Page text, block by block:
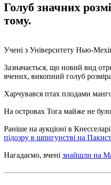
Голуб значних
тому.
Учені з Університету Нью-
Зазначається, що новий вид
вчених, викопний голуб
Харчувався птах плодами
На островах Тога майже не
Раніше на аукціоні в
підозру в шпигунстві на
Нагадаємо, вчені знайшли на